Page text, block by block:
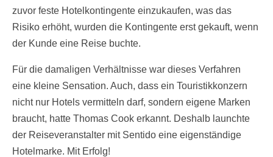
zuvor feste Hotelkontingente einzukaufen, was das
Risiko erhöht, wurden die Kontingente erst gekauft, wenn
der Kunde eine Reise buchte.
Für die damaligen Verhältnisse war dieses Verfahren
eine kleine Sensation. Auch, dass ein Touristikkonzern
nicht nur Hotels vermitteln darf, sondern eigene Marken
braucht, hatte Thomas Cook erkannt. Deshalb launchte
der Reiseveranstalter mit Sentido eine eigenständige
Hotelmarke. Mit Erfolg!